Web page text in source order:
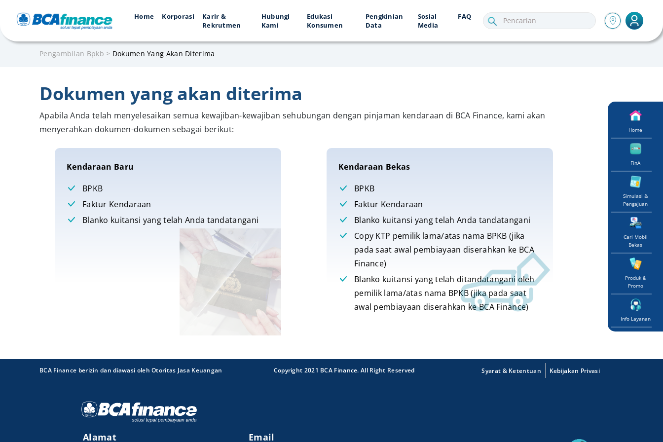
Home Korporasi
Karir &
Rekrutmen
Hubungi
Kami
Edukasi
Konsumen
Pengkinian
Data
Sosial
Media
FAQ
Home
FinA
Simulasi &
Pengajuan
Cari Mobil
Bekas
Produk &
Promo
Info Layanan
Pengambilan Bpkb> Dokumen Yang Akan Diterima
Dokumen yang akan diterima
Apabila Anda telah menyelesaikan semua kewajiban-kewajiban sehubungan dengan pinjaman kendaraan di BCA Finance, kami akan
menyerahkan dokumen-dokumen sebagai berikut:
Kendaraan Baru
BPKB
Faktur Kendaraan
Blanko kuitansi yang telah Anda tandatangani
Kendaraan Bekas
BPKB
Faktur Kendaraan
Blanko kuitansi yang telah Anda tandatangani
Copy KTP pemilik lama/atas nama BPKB (jika
pada saat awal pembiayaan diserahkan ke BCA
Finance)
Blanko kuitansi yang telah ditandatangani oleh
pemilik lama/atas nama BPKB (jika pada saat
awal pembiayaan diserahkan ke BCA Finance)
BCA Finance berizin dan diawasi oleh Otoritas Jasa Keuangan Copyright 2021 BCA Finance. All Right Reserved Syarat & Ketentuan Kebijakan Privasi
Alamat Email